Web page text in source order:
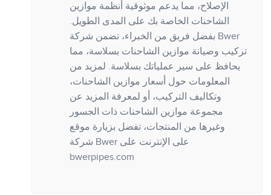
الإصلاح، مما يدعم موثوقية أنظمة موازين
الشاحنات الخاصة بك على المدى الطويل.
بفضل فريق من الخبراء، تضمن شركة Bwer
تركيب وصيانة موازين الشاحنات بسلاسة، مما
يحافظ على سير عملياتك بسلاسة. لمزيد من
المعلومات حول أسعار موازين الشاحنات،
وتكاليف التركيب، أو لمعرفة المزيد عن
مجموعة موازين الشاحنات ذات الجسور
وغيرها من المنتجات، تفضل بزيارة موقع
شركة Bwer على الإنترنت على
bwerpipes.com